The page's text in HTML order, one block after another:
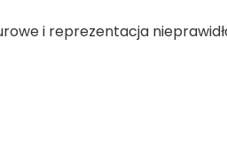
i reprezentacja